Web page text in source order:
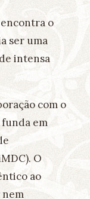
o
ser uma
intensa
com o
funda em
O
ao